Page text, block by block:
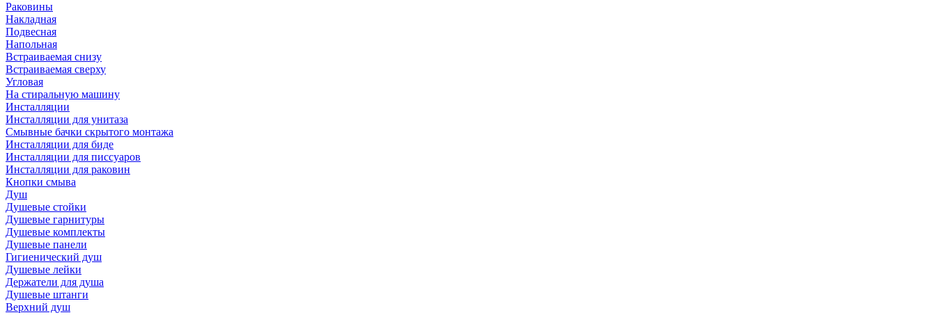
Раковины
Накладная
Подвесная
Напольная
Встраиваемая снизу
Встраиваемая сверху
Угловая
На стиральную машину
Инсталляции
Инсталляции для унитаза
Смывные бачки скрытого монтажа
Инсталляции для биде
Инсталляции для писсуаров
Инсталляции для раковин
Кнопки смыва
Душ
Душевые стойки
Душевые гарнитуры
Душевые комплекты
Душевые панели
Гигиенический душ
Душевые лейки
Держатели для душа
Душевые штанги
Верхний душ